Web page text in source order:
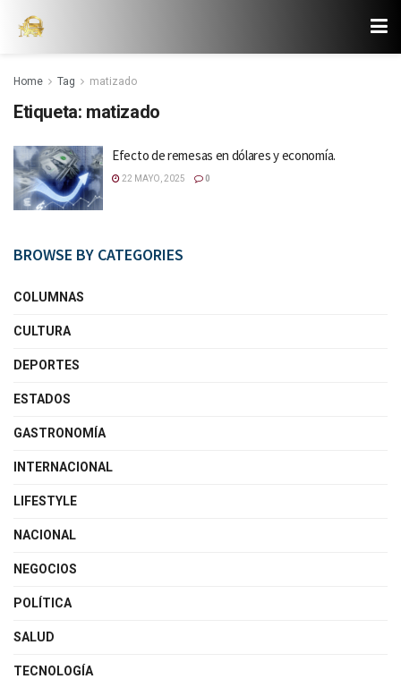
Home Tag matizado
Etiqueta: matizado
Efecto de remesas en dólares y economía.
22 MAYO, 2025 0
BROWSE BY CATEGORIES
COLUMNAS
CULTURA
DEPORTES
ESTADOS
GASTRONOMÍA
INTERNACIONAL
LIFESTYLE
NACIONAL
NEGOCIOS
POLÍTICA
SALUD
TECNOLOGÍA